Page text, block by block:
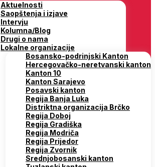
Aktuelnosti
Saopštenja i izjave
Intervju
Kolumna/Blog
Drugi o nama
Lokalne organizacije
Bosansko-podrinjski Kanton
Hercegovačko-neretvanski kanton
Kanton 10
Kanton Sarajevo
Posavski kanton
Regija Banja Luka
Distriktna organizacija Brčko
Regija Doboj
Regija Gradiška
Regija Modriča
Regija Prijedor
Regija Zvornik
Srednjobosanski kanton